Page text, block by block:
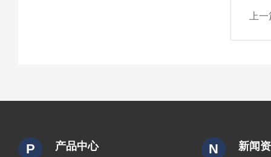
上
P 产品中心 N 新闻